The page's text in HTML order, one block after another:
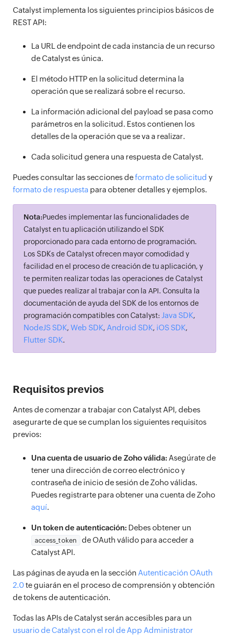
Catalyst implementa los siguientes principios básicos de
REST API:
La URL de endpoint de cada instancia de un recurso
de Catalyst es única.
El método HTTP en la solicitud determina la
operación que se realizará sobre el recurso.
La información adicional del payload se pasa como
parámetros en la solicitud. Estos contienen los
detalles de la operación que se va a realizar.
Cada solicitud genera una respuesta de Catalyst.
Puedes consultar las secciones deformato de solicitud y
formato de respuesta para obtener detalles y ejemplos.
Nota:Puedes implementar las funcionalidades de
Catalyst en tu aplicación utilizando el SDK
proporcionado para cada entorno de programación.
Los SDKs de Catalyst ofrecen mayor comodidad y
facilidad en el proceso de creación de tu aplicación, y
te permiten realizar todas las operaciones de Catalyst
que puedes realizar al trabajar con la API. Consulta la
documentación de ayuda del SDK de los entornos de
programación compatibles con Catalyst: Java SDK,
NodeJS SDK, Web SDK, Android SDK, iOS SDK,
Flutter SDK.
Requisitos previos
Antes de comenzar a trabajar con Catalyst API, debes
asegurarte de que se cumplan los siguientes requisitos
previos:
Una cuenta de usuario de Zoho válida: Asegúrate de
tener una dirección de correo electrónico y
contraseña de inicio de sesión de Zoho válidas.
Puedes registrarte para obtener una cuenta de Zoho
aquí.
Un token de autenticación: Debes obtener un
access_token
de OAuth válido para acceder a
Catalyst API.
Las páginas de ayuda en la sección Autenticación OAuth
2.0te guiarán en el proceso de comprensión y obtención
de tokens de autenticación.
Todas las APIs de Catalyst serán accesibles para un
usuario de Catalyst con el rol de App Administrator